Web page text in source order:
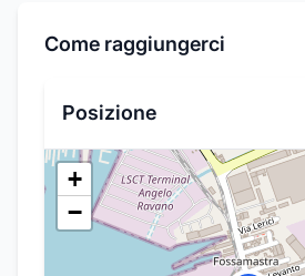
Come raggiungerci
Posizione
+
−